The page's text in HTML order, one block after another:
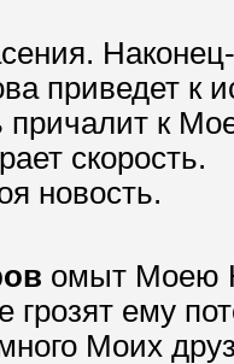
приведет к
к
скорость.
новость.
омыт Моею
грозят ему
Моих